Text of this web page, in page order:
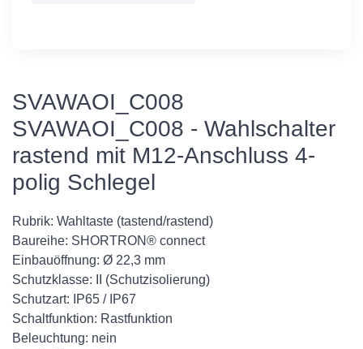
SVAWAOI_C008
SVAWAOI_C008 - Wahlschalter
rastend mit M12-Anschluss 4-
polig Schlegel
Rubrik: Wahltaste (tastend/rastend)
Baureihe: SHORTRON® connect
Einbauöffnung: Ø 22,3 mm
Schutzklasse: II (Schutzisolierung)
Schutzart: IP65 / IP67
Schaltfunktion: Rastfunktion
Beleuchtung: nein